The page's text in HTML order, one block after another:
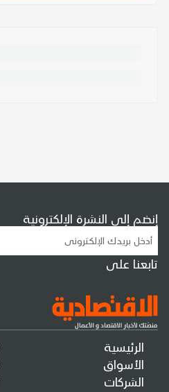
الرئيسية
الأسواق
الشركات
إنضم إلى النشرة الإلكترونية
تابعنا على